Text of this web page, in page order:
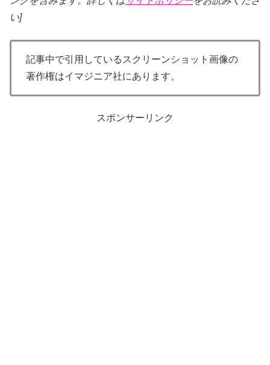
い]
記事中で引用しているスクリーンショット画像の
著作権はイマジニア社にあります。
スポンサーリンク